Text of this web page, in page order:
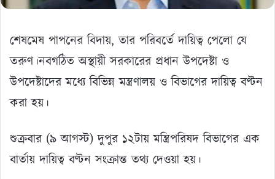
শেষমেষ পাপনের বিদায়, তার পরিবর্তে দায়িত্ব পেলো যে
তরুণ।নবগঠিত অস্থায়ী সরকারের প্রধান উপদেষ্টা ও
উপদেষ্টাদের মধ্যে বিভিন্ন মন্ত্রণালয় ও বিভাগের দায়িত্ব বণ্টন
করা হয়।
শুক্রবার (৯ আগস্ট) দুপুর ১২টায় মন্ত্রিপরিষদ বিভাগের এক
বার্তায় দায়িত্ব বণ্টন সংক্রান্ত তথ্য দেওয়া হয়।